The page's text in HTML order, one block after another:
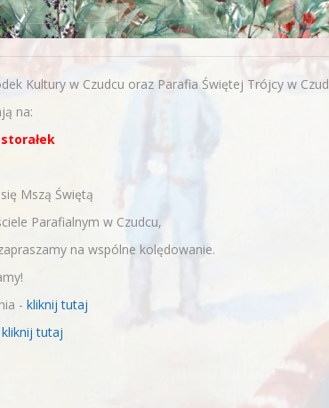
Kultury w Czudcu oraz Parafia Świętej Trójcy w
na:
Mszą Świętą
Parafialnym w Czudcu,
na wspólne kolędowanie.
- kliknij tutaj
kliknij tutaj